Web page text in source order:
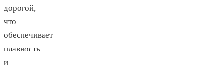
дорогой,
что
обеспечивает
плавность
и